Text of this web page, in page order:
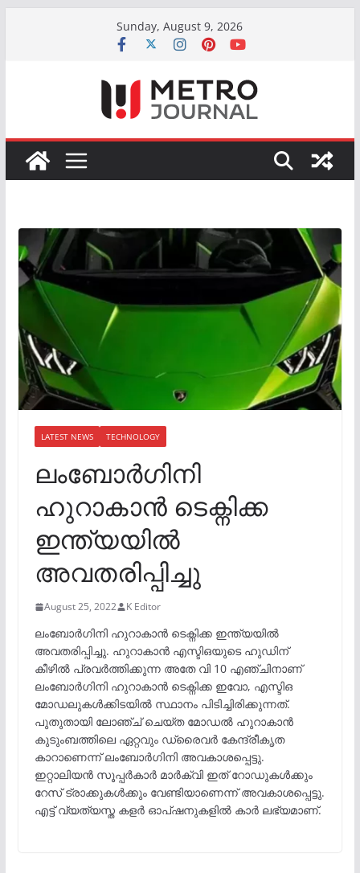
Sunday, August 9, 2026
LATEST NEWS TECHNOLOGY
ലംബോർഗിനി
ഹുറാകാൻ ടെക്നിക്ക
ഇന്ത്യയിൽ
അവതരിപ്പിച്ചു
August 25, 2022 K Editor
ലംബോർഗിനി ഹുറാകാൻ ടെക്നിക്ക ഇന്ത്യയിൽ
അവതരിപ്പിച്ചു. ഹുറാകാൻ എസ്ടിഒയുടെ ഹുഡിന്
കീഴിൽ പ്രവർത്തിക്കുന്ന അതേ വി 10 എഞ്ചിനാണ്
ലംബോർഗിനി ഹുറാകാൻ ടെക്നിക്ക ഇവോ, എസ്ടിഒ
മോഡലുകൾക്കിടയിൽ സ്ഥാനം പിടിച്ചിരിക്കുന്നത്.
പുതുതായി ലോഞ്ച് ചെയ്ത മോഡൽ ഹുറാകാൻ
കുടുംബത്തിലെ ഏറ്റവും ഡ്രൈവർ കേന്ദ്രീകൃത
കാറാണെന്ന് ലംബോർഗിനി അവകാശപ്പെട്ടു.
ഇറ്റാലിയൻ സൂപ്പർകാർ മാർക്വി ഇത് റോഡുകൾക്കും
റേസ് ട്രാക്കുകൾക്കും വേണ്ടിയാണെന്ന് അവകാശപ്പെട്ടു.
എട്ട് വ്യത്യസ്ത കളർ ഓപ്ഷനുകളിൽ കാർ ലഭ്യമാണ്.